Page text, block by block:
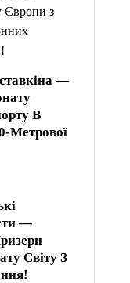
—
В
Метрової
—
Світу З